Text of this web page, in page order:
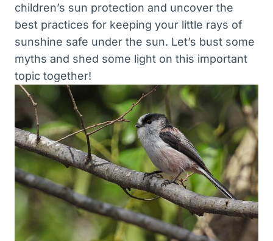
children’s sun protection and uncover the
best practices for keeping your little rays of
sunshine safe under the sun. Let’s bust some
myths and shed some light on this important
topic together!